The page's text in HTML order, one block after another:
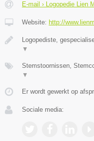
E-mail › Logopedie Lien
Website: http://
Logopediste,
▼
Stemstoornissen,
▼
Er wordt gewerkt op
Sociale media: